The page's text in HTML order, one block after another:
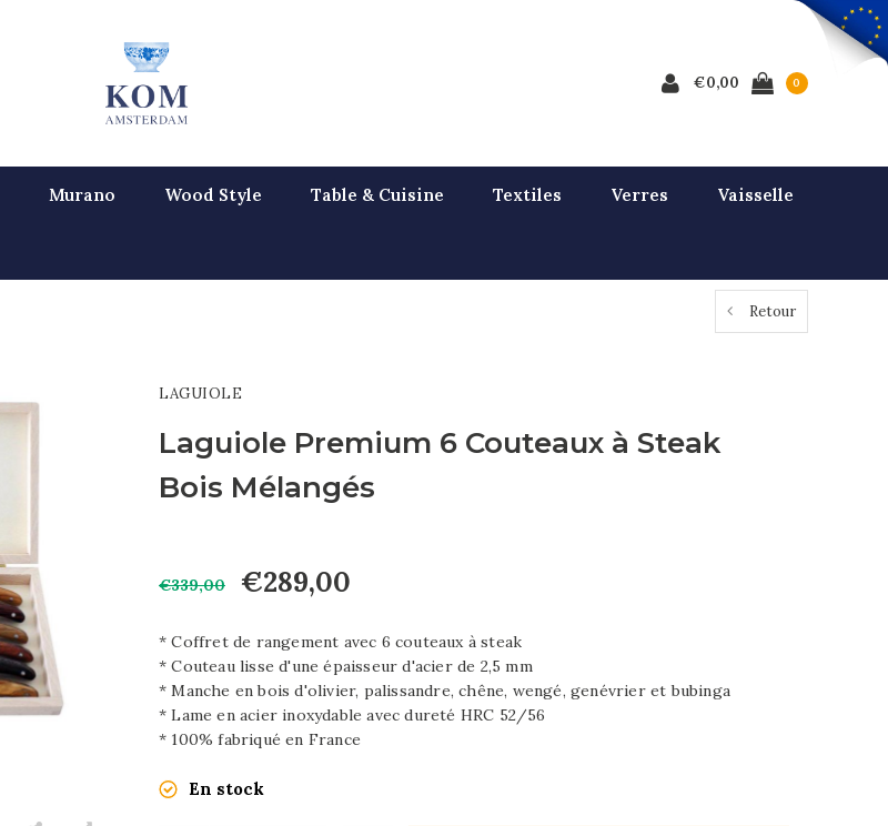
€0,00 0
Murano Wood Style Table & Cuisine Textiles Verres Vaisselle
Retour
LAGUIOLE
Laguiole Premium 6 Couteaux à Steak
Bois Mélangés
€339,00 €289,00
* Coffret de rangement avec 6 couteaux à steak
* Couteau lisse d'une épaisseur d'acier de 2,5 mm
* Manche en bois d'olivier, palissandre, chêne, wengé, genévrier et bubinga
* Lame en acier inoxydable avec dureté HRC 52/56
* 100% fabriqué en France
En stock